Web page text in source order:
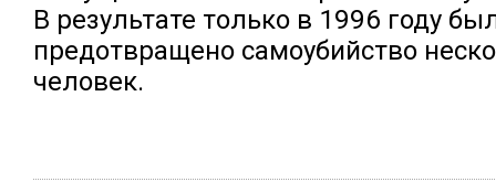
В результате только в 1996 году
предотвращено самоубийство
человек.